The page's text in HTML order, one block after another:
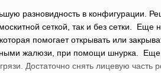
разновидность в конфигурации.
сеткой, так и без сетки.
помогает открывать или
жалюзи, при помощи шнурка.
Достаточно снять лицевую